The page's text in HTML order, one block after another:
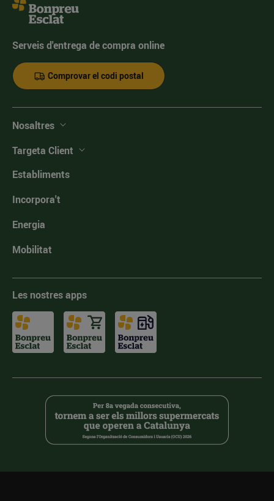
Serveis d'entrega de compra online
Comprovar el codi postal
Nosaltres
Targeta Client
Establiments
Incorpora't
Energia
Mobilitat
Les nostres apps